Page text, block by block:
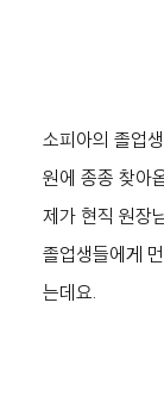
소피아의 졸업
원에 종종 찾아
제가 현직 원장
졸업생들에게
는데요.